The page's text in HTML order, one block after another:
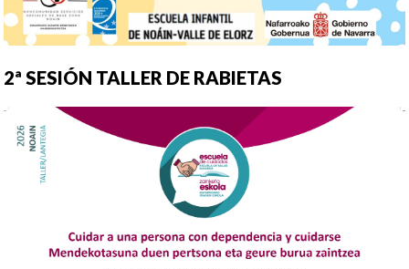
2ª SESIÓN TALLER DE RABIETAS